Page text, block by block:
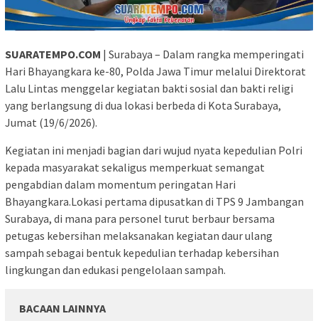
SUARATEMPO.COM | Surabaya – Dalam rangka memperingati
Hari Bhayangkara ke-80, Polda Jawa Timur melalui Direktorat
Lalu Lintas menggelar kegiatan bakti sosial dan bakti religi
yang berlangsung di dua lokasi berbeda di Kota Surabaya,
Jumat (19/6/2026).
Kegiatan ini menjadi bagian dari wujud nyata kepedulian Polri
kepada masyarakat sekaligus memperkuat semangat
pengabdian dalam momentum peringatan Hari
Bhayangkara.Lokasi pertama dipusatkan di TPS 9 Jambangan
Surabaya, di mana para personel turut berbaur bersama
petugas kebersihan melaksanakan kegiatan daur ulang
sampah sebagai bentuk kepedulian terhadap kebersihan
lingkungan dan edukasi pengelolaan sampah.
BACAAN LAINNYA